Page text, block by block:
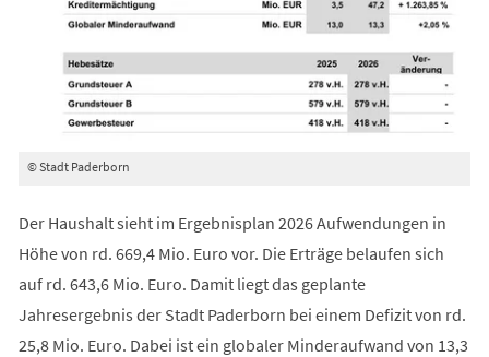
© Stadt Paderborn
Der Haushalt sieht im Ergebnisplan 2026 Aufwendungen in
Höhe von rd. 669,4 Mio. Euro vor. Die Erträge belaufen sich
auf rd. 643,6 Mio. Euro. Damit liegt das geplante
Jahresergebnis der Stadt Paderborn bei einem Defizit von rd.
25,8 Mio. Euro. Dabei ist ein globaler Minderaufwand von 13,3